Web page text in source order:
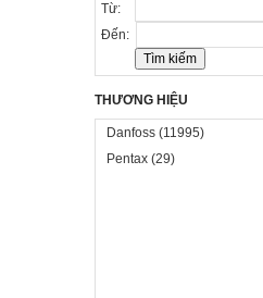
Từ:
Đến:
THƯƠNG HIỆU
Danfoss (11995)
Pentax (29)